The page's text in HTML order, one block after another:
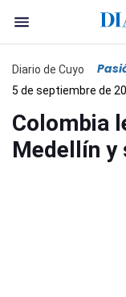
Diario de Cuyo
5 de septiembre de
Colombia
Medellín y